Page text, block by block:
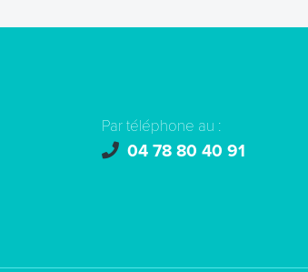
Par téléphone au :
04 78 80 40 91